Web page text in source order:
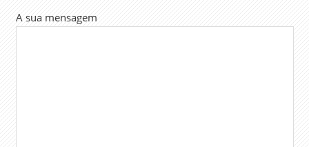
A sua mensagem